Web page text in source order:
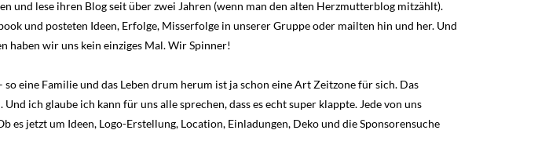
und lese ihren Blog seit über zwei Jahren (wenn man den alten Herzmutterblog mitzählt).
und posteten Ideen, Erfolge, Misserfolge in unserer Gruppe oder mailten hin und her. Und
haben wir uns kein einziges Mal. Wir Spinner!
eine Familie und das Leben drum herum ist ja schon eine Art Zeitzone für sich. Das
ich glaube ich kann für uns alle sprechen, dass es echt super klappte. Jede von uns
es jetzt um Ideen, Logo-Erstellung, Location, Einladungen, Deko und die Sponsorensuche